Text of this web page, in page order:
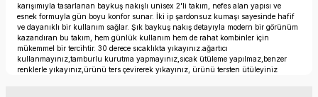
karışımıyla tasarlanan baykuş nakışlı unisex 2'li takım, nefes alan yapısı ve
esnek formuyla gün boyu konfor sunar. İki ip şardonsuz kumaşı sayesinde hafif
ve dayanıklı bir kullanım sağlar. Şık baykuş nakış detayıyla modern bir görünüm
kazandıran bu takım, hem günlük kullanım hem de rahat kombinler için
mükemmel bir tercihtir. 30 derece sıcaklıkta yıkayınız.ağartıcı
kullanmayınız,tamburlu kurutma yapmayınız,sıcak ütüleme yapılmaz,benzer
renklerle yıkayınız,ürünü ters çevirerek yıkayınız, ürünü tersten ütüleyiniz